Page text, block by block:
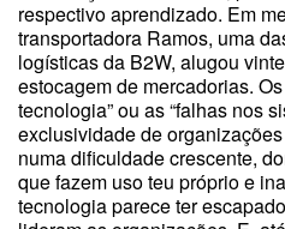
respectivo aprendizado. Em
transportadora Ramos, uma
logísticas da B2W, alugou
estocagem de mercadorias.
tecnologia” ou as “falhas nos
exclusividade de
numa dificuldade crescente,
que fazem uso teu próprio e
tecnologia parece ter